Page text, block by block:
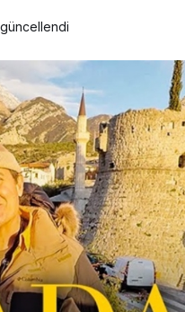
güncellendi